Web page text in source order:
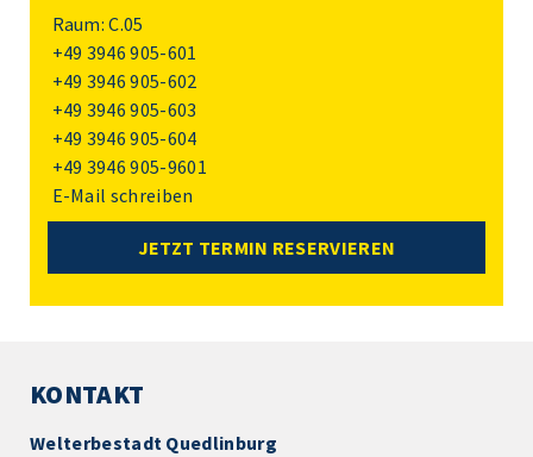
Raum: C.05
+49 3946 905-601
+49 3946 905-602
+49 3946 905-603
+49 3946 905-604
+49 3946 905-9601
E-Mail schreiben
JETZT TERMIN RESERVIEREN
KONTAKT
Welterbestadt Quedlinburg